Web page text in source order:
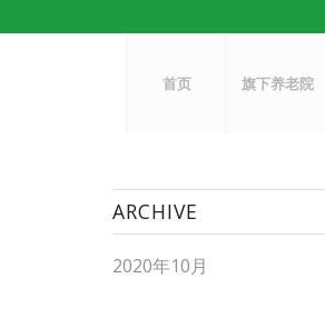
首页 旗下养老院
ARCHIVE
2020年10月